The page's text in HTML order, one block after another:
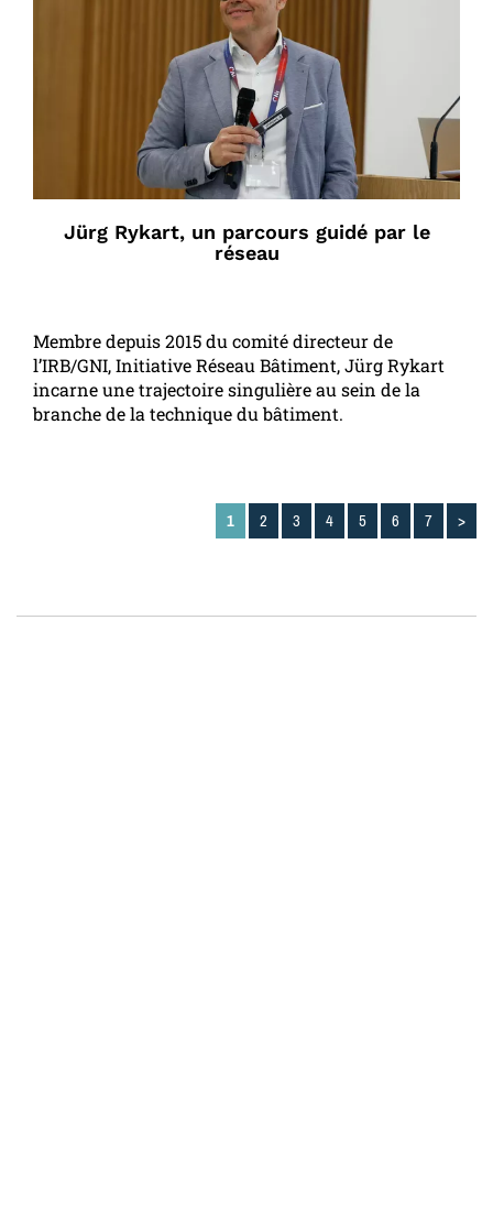
Jürg Rykart, un parcours guidé par le
réseau
Membre depuis 2015 du comité directeur de
l’IRB/GNI, Initiative Réseau Bâtiment, Jürg Rykart
incarne une trajectoire singulière au sein de la
branche de la technique du bâtiment.
1 2 3 4 5 6 7 >